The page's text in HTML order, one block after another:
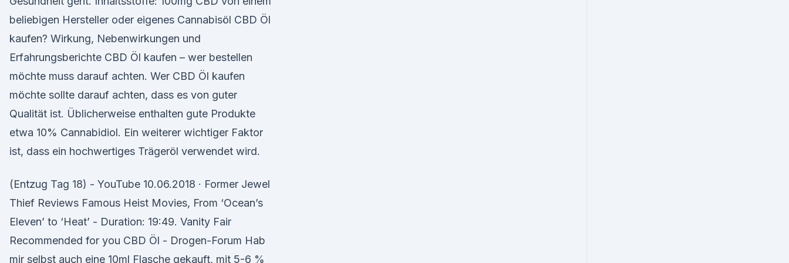
beliebigen Hersteller oder eigenes Cannabisöl CBD Öl
kaufen? Wirkung, Nebenwirkungen und
Erfahrungsberichte CBD Öl kaufen – wer bestellen
möchte muss darauf achten. Wer CBD Öl kaufen
möchte sollte darauf achten, dass es von guter
Qualität ist. Üblicherweise enthalten gute Produkte
etwa 10% Cannabidiol. Ein weiterer wichtiger Faktor
ist, dass ein hochwertiges Trägeröl verwendet wird.
(Entzug Tag 18) - YouTube 10.06.2018 · Former Jewel
Thief Reviews Famous Heist Movies, From ‘Ocean’s
Eleven’ to ‘Heat’ - Duration: 19:49. Vanity Fair
Recommended for you CBD Öl - Drogen-Forum Hab
mir selbst auch eine 10ml Flasche gekauft, mit 5-6 %